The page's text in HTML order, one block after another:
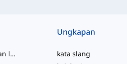
Berdasarkan level
Ungkapan
kata slang